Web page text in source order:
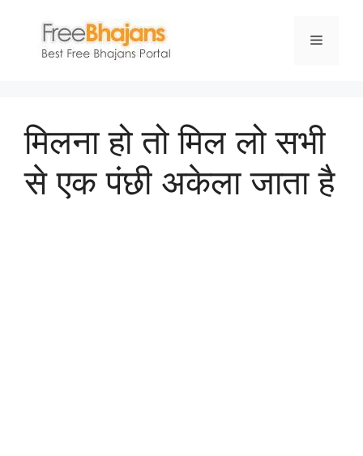
content
Menu
मिलना हो तो मिल लो सभी
से एक पंछी अकेला जाता है